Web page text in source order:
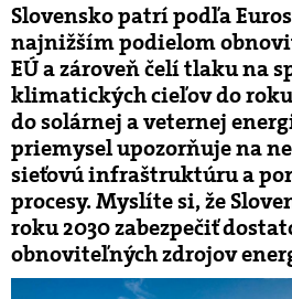
Slovensko patrí podľa
najnižším podielom
EÚ a zároveň čelí tlaku na
klimatických cieľov do
do solárnej a veternej
priemysel upozorňuje na
sieťovú infraštruktúru a
procesy. Myslíte si, že
roku 2030 zabezpečiť
obnoviteľných zdrojov